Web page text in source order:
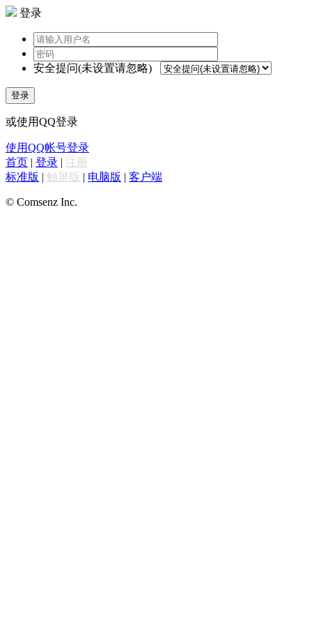
登录
安全提问(未设置请忽略)
登录
或使用QQ登录
使用QQ帐号登录
首页 | 登录 | 注册
标准版 | 触屏版 | 电脑版 | 客户端
© Comsenz Inc.